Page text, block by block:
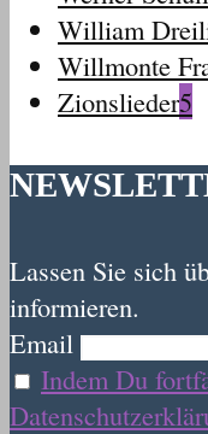
William
Willmonte
Zionslieder5
Lassen Sie sich
informieren.
Email
Indem Du